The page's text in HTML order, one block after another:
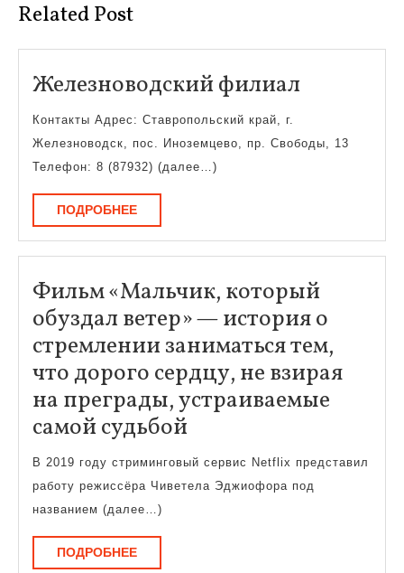
Related Post
Железноводский филиал
Контакты Адрес: Ставропольский край, г.
Железноводск, пос. Иноземцево, пр. Свободы, 13
Телефон: 8 (87932) (далее…)
ПОДРОБНЕЕПОДРОБНЕЕ
Фильм «Мальчик, который
обуздал ветер» — история о
стремлении заниматься тем,
что дорого сердцу, не взирая
на преграды, устраиваемые
самой судьбой
«Мальчик,
который
В 2019 году стриминговый сервис Netflix представил
работу режиссёра Чиветела Эджиофора под
названием (далее…)
ПОДРОБНЕЕПОДРОБНЕЕ